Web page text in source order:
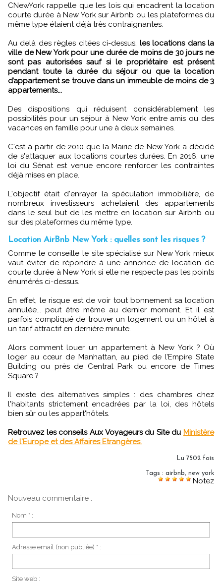
CNewYork rappelle que les lois qui encadrent la location
courte durée à New York sur Airbnb ou les plateformes du
même type étaient déjà très contraignantes.
Au delà des règles citées ci-dessus, les locations dans la
ville de New York pour une durée de moins de 30 jours ne
sont pas autorisées sauf si le propriétaire est présent
pendant toute la durée du séjour ou que la location
d’appartement se trouve dans un immeuble de moins de 3
appartements...
Des dispositions qui réduisent considérablement les
possibilités pour un séjour à New York entre amis ou des
vacances en famille pour une à deux semaines.
C'est à partir de 2010 que la Mairie de New York a décidé
de s'attaquer aux locations courtes durées. En 2016, une
loi du Sénat est venue encore renforcer les contraintes
déjà mises en place.
L'objectif était d'enrayer la spéculation immobilière, de
nombreux investisseurs achetaient des appartements
dans le seul but de les mettre en location sur Airbnb ou
sur des plateformes du même type.
Location AirBnb New York : quelles sont les risques ?
Comme le conseille le site spécialisé sur New York mieux
vaut éviter de répondre à une annonce de location de
courte durée à New York si elle ne respecte pas les points
énumérés ci-dessus.
En effet, le risque est de voir tout bonnement sa location
annulée... peut être même au dernier moment. Et il est
parfois compliqué de trouver un logement ou un hôtel à
un tarif attractif en dernière minute.
Alors comment louer un appartement à New York ? Où
loger au cœur de Manhattan, au pied de l’Empire State
Building ou près de Central Park ou encore de Times
Square ?
Il existe des alternatives simples : des chambres chez
l'habitants strictement encadrées par la loi, des hôtels
bien sûr ou les appart'hôtels.
Retrouvez les conseils Aux Voyageurs du Site du Ministère
de l'Europe et des Affaires Etrangères.
Lu 7502 fois
Tags : airbnb new york
Notez
Nouveau commentaire :
Nom * :
Adresse email (non publiée) * :
Site web :